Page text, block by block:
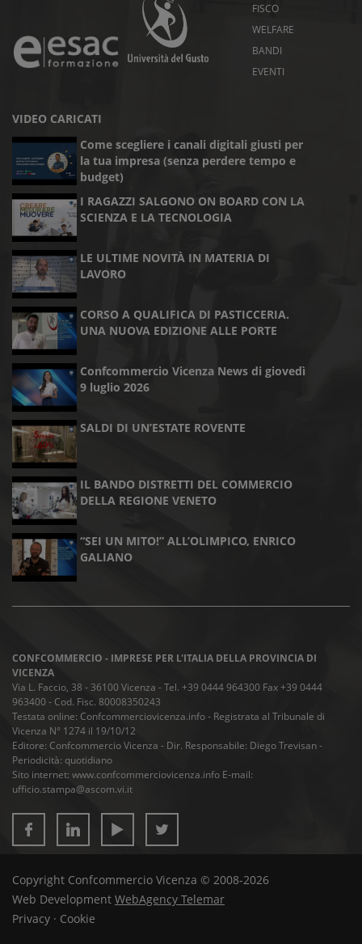
FISCO
WELFARE
BANDI
EVENTI
VIDEO CARICATI
Come scegliere i canali digitali giusti per
la tua impresa (senza perdere tempo e
budget)
I RAGAZZI SALGONO ON BOARD CON LA
SCIENZA E LA TECNOLOGIA
LE ULTIME NOVITÀ IN MATERIA DI
LAVORO
CORSO A QUALIFICA DI PASTICCERIA.
UNA NUOVA EDIZIONE ALLE PORTE
Confcommercio Vicenza News di giovedì
9 luglio 2026
SALDI DI UN’ESTATE ROVENTE
IL BANDO DISTRETTI DEL COMMERCIO
DELLA REGIONE VENETO
“SEI UN MITO!” ALL’OLIMPICO, ENRICO
GALIANO
CONFCOMMERCIO - IMPRESE PER L'ITALIA DELLA PROVINCIA DI
VICENZA
Via L. Faccio, 38 - 36100 Vicenza - Tel. +39 0444 964300 Fax +39 0444
963400 - Cod. Fisc. 80008350243
Testata online: Confcommerciovicenza.info - Registrata al Tribunale di
Vicenza N° 1274 il 19/10/12
Editore: Confcommercio Vicenza - Dir. Responsabile: Diego Trevisan -
Periodicità: quotidiano
Sito internet: www.confcommerciovicenza.info E-mail:
ufficio.stampa@ascom.vi.it
Copyright Confcommercio Vicenza © 2008-2026
Web Development WebAgency Telemar
Privacy · Cookie